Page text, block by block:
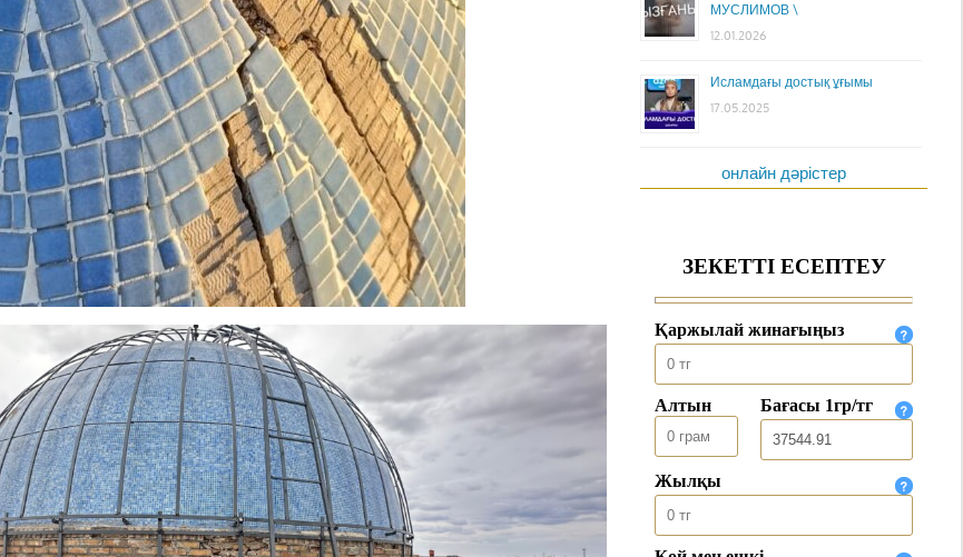
МУСЛИМОВ \
12.01.2026
Исламдағы достық ұғымы
17.05.2025
онлайн дәрістер